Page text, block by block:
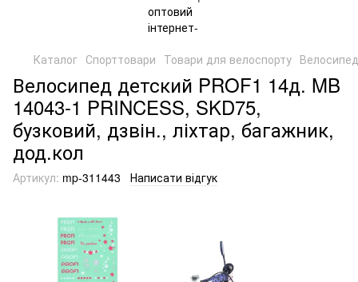
Каталог Спорттовари Товари для велоспорту
Велосипед детский PROF1 14д. MB
14043-1 PRINCESS, SKD75,
бузковий, дзвін., ліхтар, багажник,
дод.кол
Артикул: mp-311443 Написати відгук